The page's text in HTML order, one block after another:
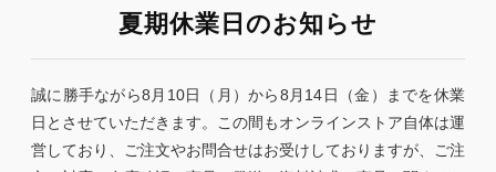
夏期休業日のお知らせ
誠に勝手ながら8月10日（月）から8月14日（金）までを休業
日とさせていただきます。この間もオンラインストア自体は運
営しており、ご注文やお問合せはお受けしておりますが、ご注